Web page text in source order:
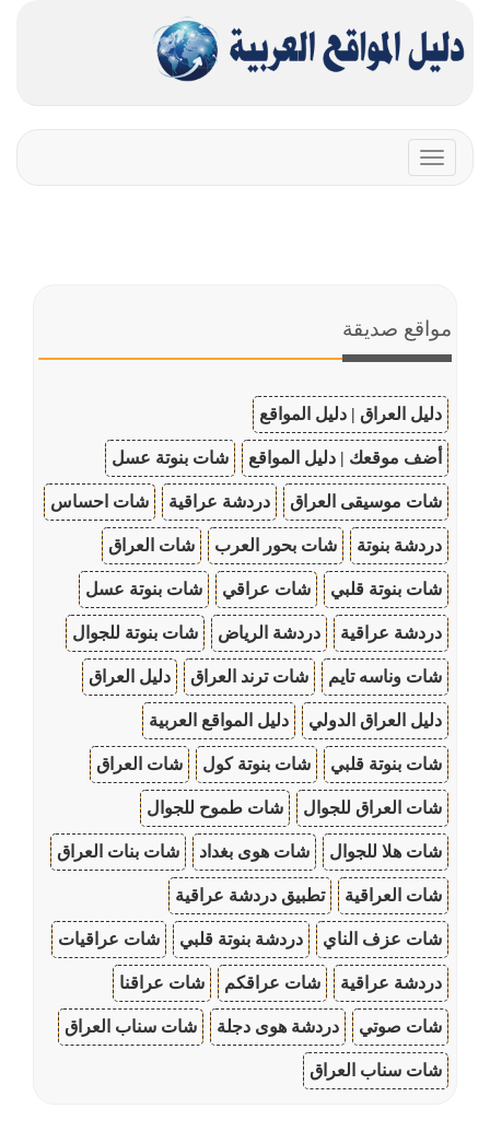
Toggle
navigation
مواقع صديقة
دليل العراق | دليل المواقع
أضف موقعك | دليل المواقع شات بنوتة عسل
شات موسيقى العراق دردشة عراقية شات احساس
دردشة بنوتة شات بحور العرب شات العراق
شات بنوتة قلبي شات عراقي شات بنوتة عسل
دردشة عراقية دردشة الرياض شات بنوتة للجوال
شات وناسه تايم شات ترند العراق دليل العراق
دليل العراق الدولي دليل المواقع العربية
شات بنوتة قلبي شات بنوتة كول شات العراق
شات العراق للجوال شات طموح للجوال
شات هلا للجوال شات هوى بغداد شات بنات العراق
شات العراقية تطبيق دردشة عراقية
شات عزف الناي دردشة بنوتة قلبي شات عراقيات
دردشة عراقية شات عراقكم شات عراقنا
شات صوتي دردشة هوى دجلة شات سناب العراق
شات سناب العراق